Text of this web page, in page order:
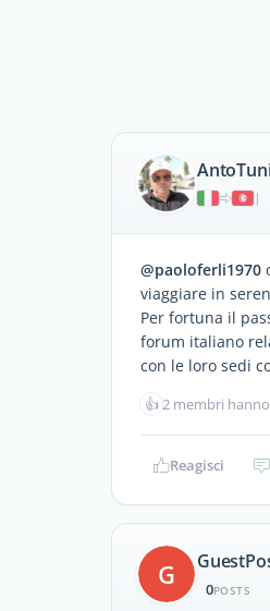
|
@paoloferli1970
viaggiare in
Per fortuna il
forum italiano
con le loro sedi
👍2 membri
Reagisci
G 0POSTS